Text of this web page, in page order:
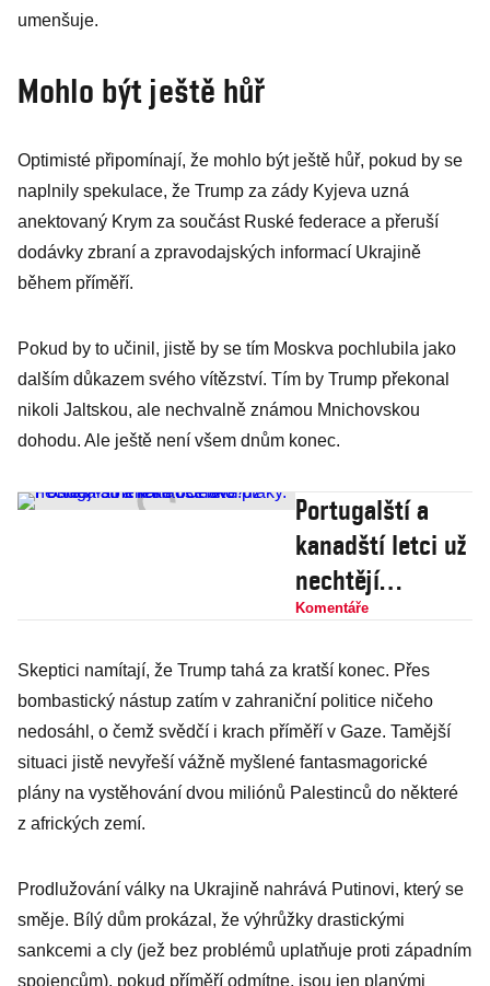
umenšuje.
Mohlo být ještě hůř
Optimisté připomínají, že mohlo být ještě hůř, pokud by se
naplnily spekulace, že Trump za zády Kyjeva uzná
anektovaný Krym za součást Ruské federace a přeruší
dodávky zbraní a zpravodajských informací Ukrajině
během příměří.
Pokud by to učinil, jistě by se tím Moskva pochlubila jako
dalším důkazem svého vítězství. Tím by Trump překonal
nikoli Jaltskou, ale nechvalně známou Mnichovskou
dohodu. Ale ještě není všem dnům konec.
Portugalští a
kanadští letci už
nechtějí
americké
Pošle F-35 k ledu
i Česko?
Komentáře
Skeptici namítají, že Trump tahá za kratší konec. Přes
bombastický nástup zatím v zahraniční politice ničeho
nedosáhl, o čemž svědčí i krach příměří v Gaze. Tamější
situaci jistě nevyřeší vážně myšlené fantasmagorické
plány na vystěhování dvou miliónů Palestinců do některé
z afrických zemí.
Prodlužování války na Ukrajině nahrává Putinovi, který se
směje. Bílý dům prokázal, že výhrůžky drastickými
sankcemi a cly (jež bez problémů uplatňuje proti západním
spojencům), pokud příměří odmítne, jsou jen planými